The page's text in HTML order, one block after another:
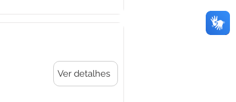
Ver detalhes